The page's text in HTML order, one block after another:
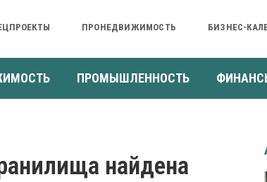
ПРОНЕДВИЖИМОСТЬ БИЗНЕС-
ПРОМЫШЛЕННОСТЬ
найдена